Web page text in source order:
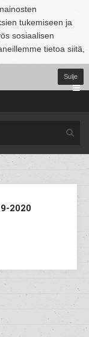
tukemiseen ja
sosiaalisen
tietoa siitä,
Sulje
2020